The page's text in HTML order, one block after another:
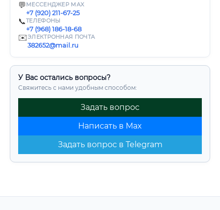
💬 МЕССЕНДЖЕР MAX
+7 (920) 211-67-25
📞ТЕЛЕФОНЫ
+7 (968) 186-18-68
✉️ЭЛЕКТРОННАЯ ПОЧТА
382652@mail.ru
У Вас остались вопросы?
Свяжитесь с нами удобным способом:
Задать вопрос
Написать в Max
Задать вопрос в Telegram